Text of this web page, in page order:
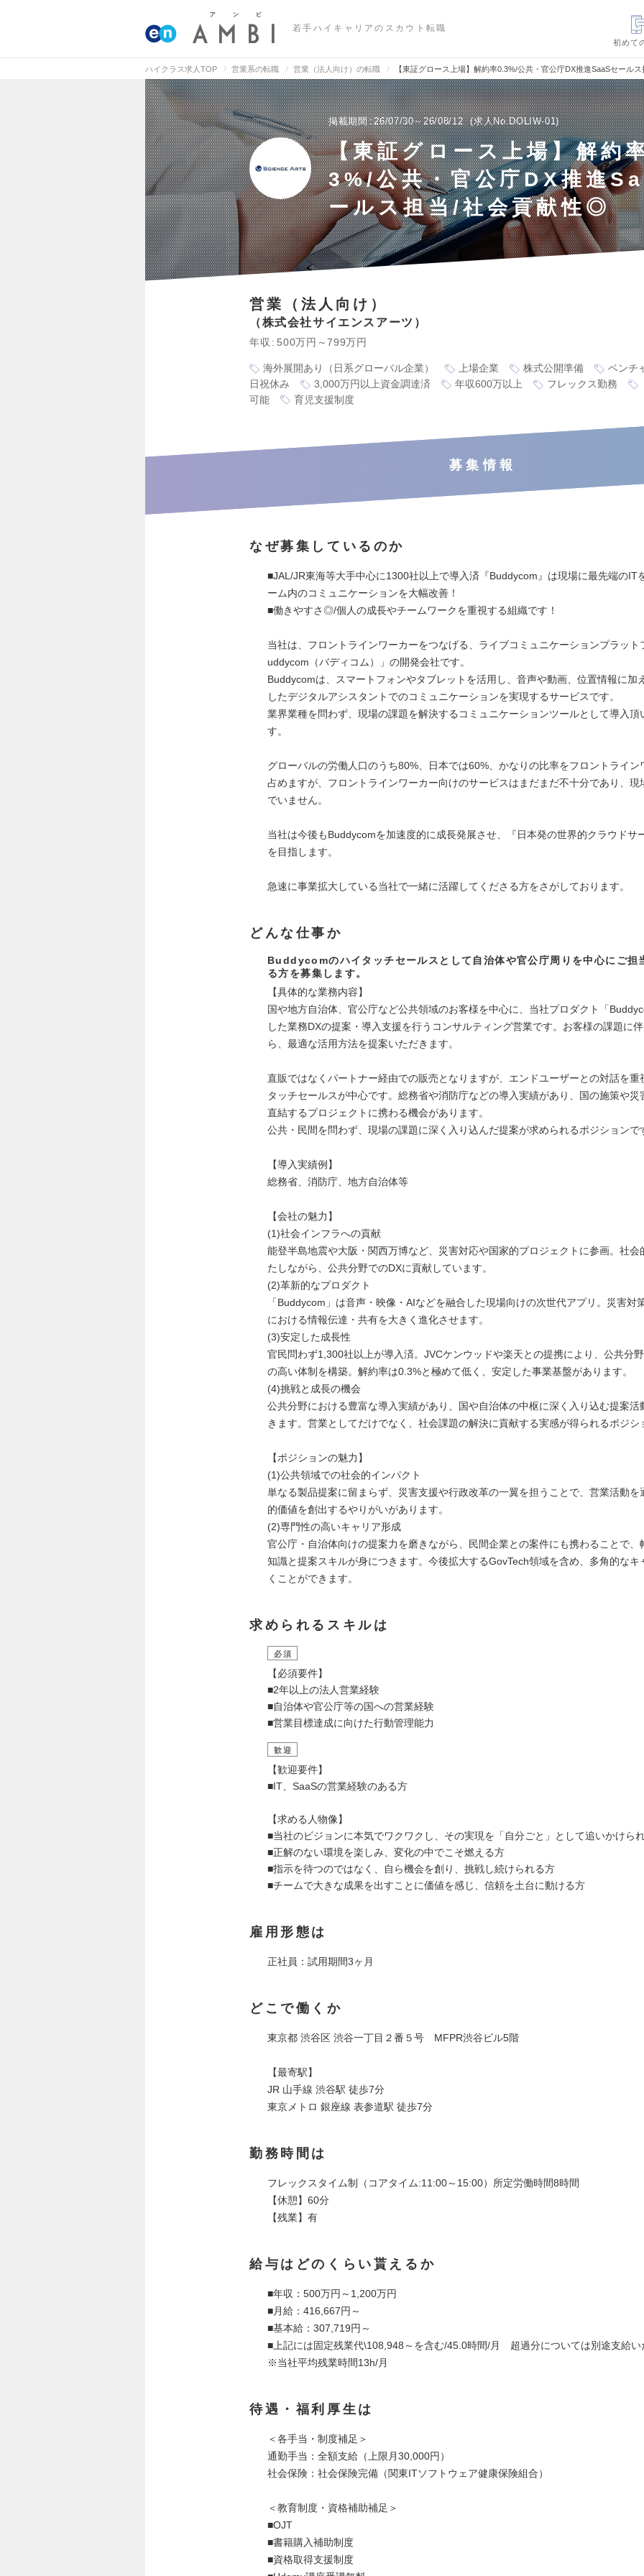
若手ハイキャリアのスカウト転職
初めて
ハイクラス求人TOP 営業系の転職 営業（法人向け）の転職 【東証グロース上場】解約率0.3%/公共・官公庁DX推進SaaSセール
掲載期間 26/07/30～26/08/12 求人No.DOLIW-01
【東証グロース上場】解約
3%/公共・官公庁DX推進
ールス担当/社会貢献性◎
営業（法人向け）
株式会社サイエンスアーツ
年収 500万円～799万円
海外展開あり（日系グローバル企業） 上場企業 株式公開準備
ベンチ
日祝休み
3,000万円以上資金調達済 年収600万以上 フレックス勤務
可能
育児支援制度
募集情報
なぜ募集しているのか
■JAL/JR東海等大手中心に1300社以上で導入済『Buddycom』は現場に最先端のIT
ーム内のコミュニケーションを大幅改善！
■働きやすさ◎/個人の成長やチームワークを重視する組織です！
当社は、フロントラインワーカーをつなげる、ライブコミュニケーションプラット
uddycom（バディコム）」の開発会社です。
Buddycomは、スマートフォンやタブレットを活用し、音声や動画、位置情報に加
したデジタルアシスタントでのコミュニケーションを実現するサービスです。
業界業種を問わず、現場の課題を解決するコミュニケーションツールとして導入頂
す。
グローバルの労働人口のうち80%、日本では60%、かなりの比率をフロントライン
占めますが、フロントラインワーカー向けのサービスはまだまだ不十分であり、現
でいません。
当社は今後もBuddycomを加速度的に成長発展させ、『日本発の世界的クラウドサ
を目指します。
急速に事業拡大している当社で一緒に活躍してくださる方をさがしております。
どんな仕事か
Buddycomのハイタッチセールスとして自治体や官公庁周りを中心にご担
る方を募集します。
【具体的な業務内容】
国や地方自治体、官公庁など公共領域のお客様を中心に、当社プロダクト「
した業務DXの提案・導入支援を行うコンサルティング営業です。お客様の課題に
ら、最適な活用方法を提案いただきます。
直販ではなくパートナー経由での販売となりますが、エンドユーザーとの対話を重
タッチセールスが中心です。総務省や消防庁などの導入実績があり、国の施策や災
直結するプロジェクトに携わる機会があります。
公共・民間を問わず、現場の課題に深く入り込んだ提案が求められるポジションで
【導入実績例】
総務省、消防庁、地方自治体等
【会社の魅力】
(1)社会インフラへの貢献
能登半島地震や大阪・関西万博など、災害対応や国家的プロジェクトに参画。社会
たしながら、公共分野でのDXに貢献しています。
(2)革新的なプロダクト
「Buddycom」は音声・映像・AIなどを融合した現場向けの次世代アプリ。災害対
における情報伝達・共有を大きく進化させます。
(3)安定した成長性
官民問わず1,300社以上が導入済。JVCケンウッドや楽天との提携により、公共分
の高い体制を構築。解約率は0.3%と極めて低く、安定した事業基盤があります。
(4)挑戦と成長の機会
公共分野における豊富な導入実績があり、国や自治体の中枢に深く入り込む提案活
きます。営業としてだけでなく、社会課題の解決に貢献する実感が得られるポジシ
【ポジションの魅力】
(1)公共領域での社会的インパクト
単なる製品提案に留まらず、災害支援や行政改革の一翼を担うことで、営業活動を
的価値を創出するやりがいがあります。
(2)専門性の高いキャリア形成
官公庁・自治体向けの提案力を磨きながら、民間企業との案件にも携わることで、
知識と提案スキルが身につきます。今後拡大するGovTech領域を含め、多角的なキ
くことができます。
求められるスキルは
必須
【必須要件】
■2年以上の法人営業経験
■自治体や官公庁等の国への営業経験
■営業目標達成に向けた行動管理能力
歓迎
【歓迎要件】
■IT、SaaSの営業経験のある方
【求める人物像】
■当社のビジョンに本気でワクワクし、その実現を「自分ごと」として追いかけら
■正解のない環境を楽しみ、変化の中でこそ燃える方
■指示を待つのではなく、自ら機会を創り、挑戦し続けられる方
■チームで大きな成果を出すことに価値を感じ、信頼を土台に動ける方
雇用形態は
正社員：試用期間3ヶ月
どこで働くか
東京都 渋谷区 渋谷一丁目２番５号 MFPR渋谷ビル5階
【最寄駅】
JR 山手線 渋谷駅 徒歩7分
東京メトロ 銀座線 表参道駅 徒歩7分
勤務時間は
フレックスタイム制（コアタイム:11:00～15:00）所定労働時間8時間
【休憩】60分
【残業】有
給与はどのくらい貰えるか
■年収：500万円～1,200万円
■月給：416,667円～
■基本給：307,719円～
■上記には固定残業代\108,948～を含む/45.0時間/月 超過分については別途支給い
※当社平均残業時間13h/月
待遇・福利厚生は
＜各手当・制度補足＞
通勤手当：全額支給（上限月30,000円）
社会保険：社会保険完備（関東ITソフトウェア健康保険組合）
＜教育制度・資格補助補足＞
■OJT
■書籍購入補助制度
■資格取得支援制度